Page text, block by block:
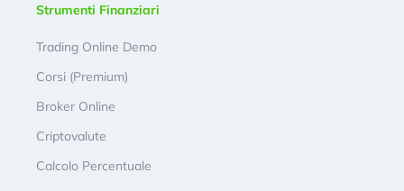
Strumenti Finanziari
Trading Online Demo
Corsi (Premium)
Broker Online
Criptovalute
Calcolo Percentuale